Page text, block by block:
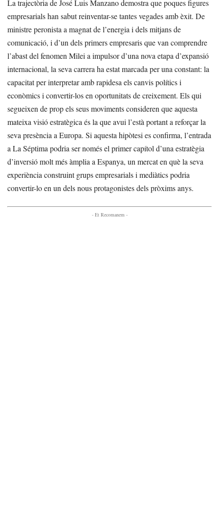
La trajectòria de José Luis Manzano demostra que poques figures
empresarials han sabut reinventar-se tantes vegades amb èxit. De
ministre peronista a magnat de l’energia i dels mitjans de
comunicació, i d’un dels primers empresaris que van comprendre
l’abast del fenomen Milei a impulsor d’una nova etapa d’expansió
internacional, la seva carrera ha estat marcada per una constant: la
capacitat per interpretar amb rapidesa els canvis polítics i
econòmics i convertir-los en oportunitats de creixement. Els qui
segueixen de prop els seus moviments consideren que aquesta
mateixa visió estratègica és la que avui l’està portant a reforçar la
seva presència a Europa. Si aquesta hipòtesi es confirma, l’entrada
a La Séptima podria ser només el primer capítol d’una estratègia
d’inversió molt més àmplia a Espanya, un mercat en què la seva
experiència construint grups empresarials i mediàtics podria
convertir-lo en un dels nous protagonistes dels pròxims anys.
- Et Recomanem -